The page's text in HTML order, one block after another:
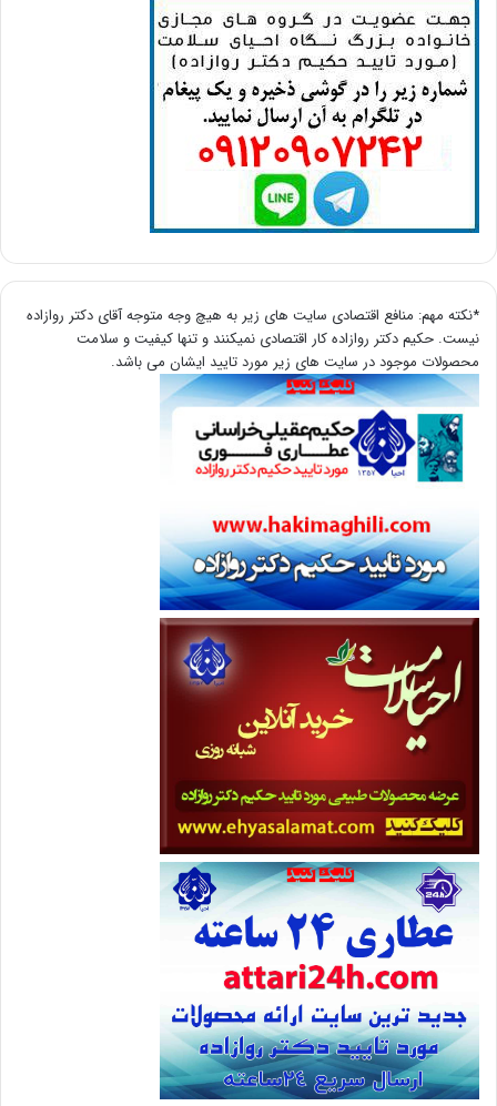
*نکته مهم: منافع اقتصادی سایت های زیر به هیچ وجه متوجه آقای دکتر روازاده
نیست. حکیم دکتر روازاده کار اقتصادی نمیکنند و تنها کیفیت و سلامت
محصولات موجود در سایت های زیر مورد تایید ایشان می باشد.